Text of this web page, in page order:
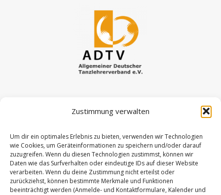
Zustimmung verwalten
Um dir ein optimales Erlebnis zu bieten, verwenden wir Technologien
wie Cookies, um Geräteinformationen zu speichern und/oder darauf
zuzugreifen. Wenn du diesen Technologien zustimmst, können wir
Daten wie das Surfverhalten oder eindeutige IDs auf dieser Website
verarbeiten. Wenn du deine Zustimmung nicht erteilst oder
zurückziehst, können bestimmte Merkmale und Funktionen
beeinträchtigt werden (Anmelde- und Kontaktformulare, Kalender und
Weitere Links
Vertrag kündigen
Datenschutz